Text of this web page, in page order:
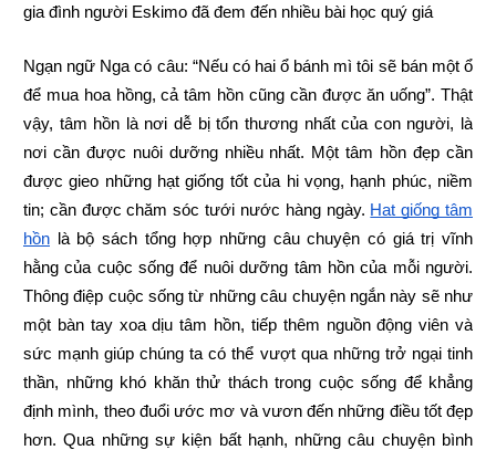
gia đình người Eskimo đã đem đến nhiều bài học quý giá
Ngạn ngữ Nga có câu: “Nếu có hai ổ bánh mì tôi sẽ bán một ổ
để mua hoa hồng, cả tâm hồn cũng cần được ăn uống”. Thật
vậy, tâm hồn là nơi dễ bị tổn thương nhất của con người, là
nơi cần được nuôi dưỡng nhiều nhất. Một tâm hồn đẹp cần
được gieo những hạt giống tốt của hi vọng, hạnh phúc, niềm
tin; cần được chăm sóc tưới nước hàng ngày. Hạt giống tâm
hồn là bộ sách tổng hợp những câu chuyện có giá trị vĩnh
hằng của cuộc sống để nuôi dưỡng tâm hồn của mỗi người.
Thông điệp cuộc sống từ những câu chuyện ngắn này sẽ như
một bàn tay xoa dịu tâm hồn, tiếp thêm nguồn động viên và
sức mạnh giúp chúng ta có thể vượt qua những trở ngại tinh
thần, những khó khăn thử thách trong cuộc sống để khẳng
định mình, theo đuổi ước mơ và vươn đến những điều tốt đẹp
hơn. Qua những sự kiện bất hạnh, những câu chuyện bình